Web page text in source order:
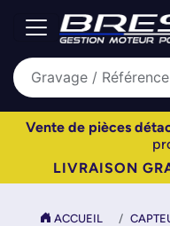
Vente de pièces
LIVRAISON
ACCUEIL